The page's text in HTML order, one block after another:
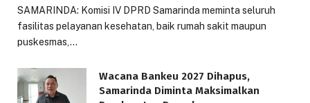
SAMARINDA: Komisi IV DPRD Samarinda meminta seluruh
fasilitas pelayanan kesehatan, baik rumah sakit maupun
puskesmas,…
Wacana Bankeu 2027 Dihapus,
Samarinda Diminta Maksimalkan